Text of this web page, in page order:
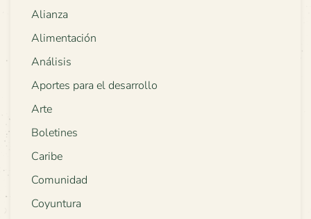
Alianza
Alimentación
Análisis
Aportes para el desarrollo
Arte
Boletines
Caribe
Comunidad
Coyuntura